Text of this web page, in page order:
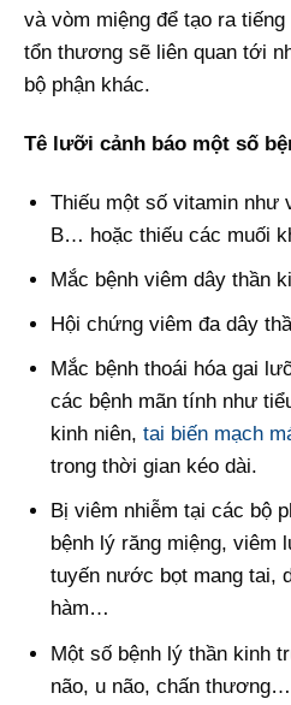
và vòm miệng để tạo ra
tổn thương sẽ liên quan tới
bộ phận khác.
Tê lưỡi cảnh báo một số
Thiếu một số vitamin như
B… hoặc thiếu các muối
Mắc bệnh viêm dây thần
Hội chứng viêm đa dây
Mắc bệnh thoái hóa gai
các bệnh mãn tính như
kinh niên,tai biến mạch
trong thời gian kéo dài.
Bị viêm nhiễm tại các bộ
bệnh lý răng miệng,
tuyến nước bọt mang tai,
hàm…
Một số bệnh lý thần kinh
não, u não, chấn